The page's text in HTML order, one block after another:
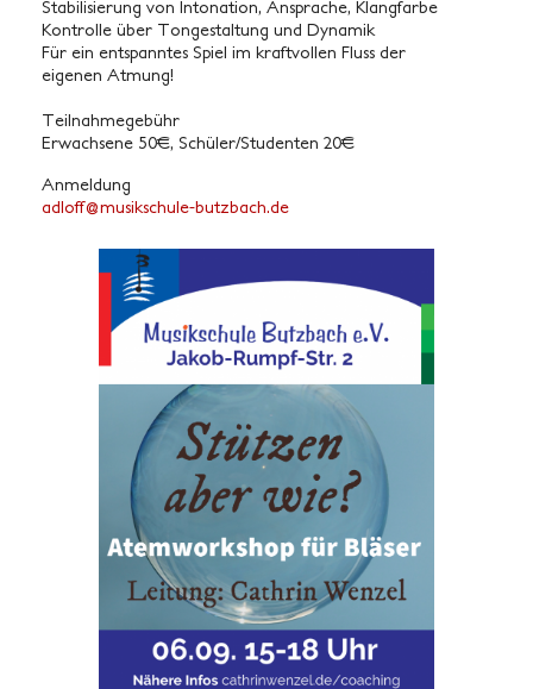
Stabilisierung von Intonation, Ansprache, Klangfarbe
Kontrolle über Tongestaltung und Dynamik
Für ein entspanntes Spiel im kraftvollen Fluss der
eigenen Atmung!
Teilnahmegebühr
Erwachsene 50€, Schüler/Studenten 20€
Anmeldung
ed.hc
abztu
b-elu
hcski
sum@f
folda